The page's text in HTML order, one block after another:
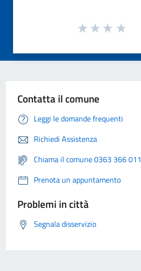
Contatta il comune
Leggi le domande frequenti
Richiedi Assistenza
Chiama il comune 0363 366 011
Prenota un appuntamento
Problemi in città
Segnala disservizio